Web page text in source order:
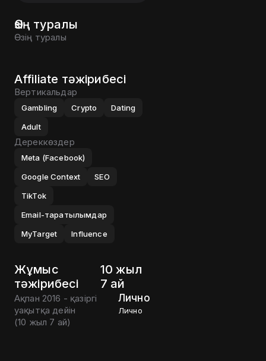
Өзің туралы
Өзің туралы
Affiliate тәжірибесі
Вертикальдар
Gambling Crypto
Dating
Adult
Дереккөздер
Meta (Facebook)
Google Context
SEO
TikTok
Email-таратылымдар
MyTarget
Influence
Жұмыс
тәжірибесі
10 жыл
7 ай
Ақпан 2016 - қазіргі
уақытқа дейін
(10 жыл 7 ай)
Лично
Лично